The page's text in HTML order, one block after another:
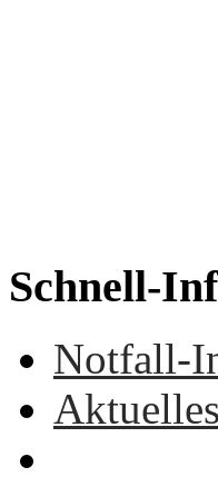
Schnell-
Notfall-
Aktuelles